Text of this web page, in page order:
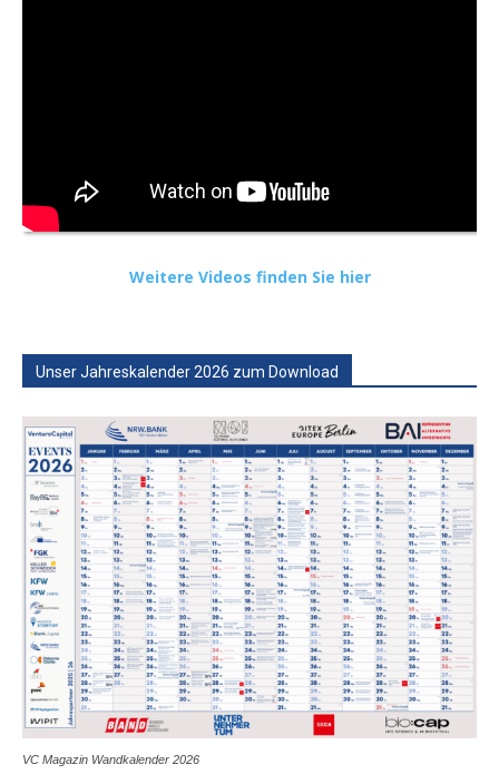
Weitere Videos finden Sie hier
Unser Jahreskalender 2026 zum Download
VC Magazin Wandkalender 2026